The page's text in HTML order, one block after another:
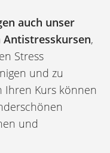
auch unser
,
Stress
und zu
Ihren Kurs können
und